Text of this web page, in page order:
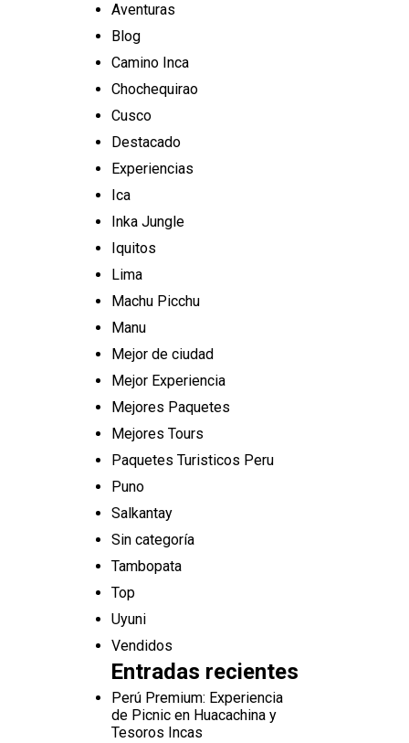
Aventuras
Blog
Camino Inca
Chochequirao
Cusco
Destacado
Experiencias
Ica
Inka Jungle
Iquitos
Lima
Machu Picchu
Manu
Mejor de ciudad
Mejor Experiencia
Mejores Paquetes
Mejores Tours
Paquetes Turisticos Peru
Puno
Salkantay
Sin categoría
Tambopata
Top
Uyuni
Vendidos
Entradas recientes
Perú Premium: Experiencia
de Picnic en Huacachina y
Tesoros Incas